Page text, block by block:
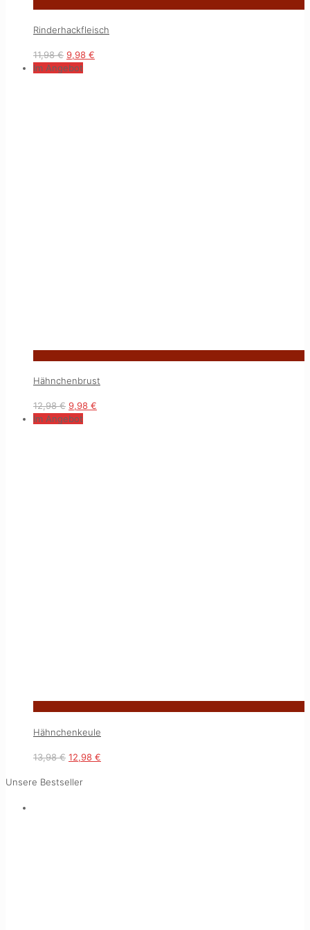
Rinderhackfleisch
11,98€ 9,98 €
Im Angebot
Hähnchenbrust
12,98€ 9,98 €
Im Angebot
Hähnchenkeule
13,98€ 12,98 €
Unsere Bestseller